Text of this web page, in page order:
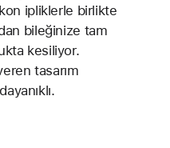
ipliklerle birlikte
bileğinize tam
kesiliyor.
tasarım